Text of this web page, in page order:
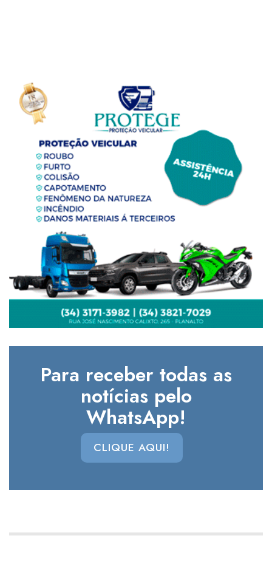
Para receber todas as
notícias pelo
WhatsApp!
CLIQUE AQUI!